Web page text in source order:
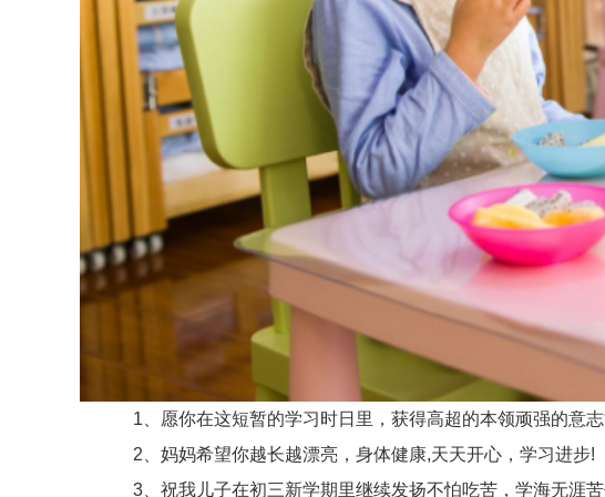
1、愿你在这短暂的学习时日里，获得高超的本领顽强的意志
2、妈妈希望你越长越漂亮，身体健康,天天开心，学习进步!
3、祝我儿子在初三新学期里继续发扬不怕吃苦，学海无涯苦